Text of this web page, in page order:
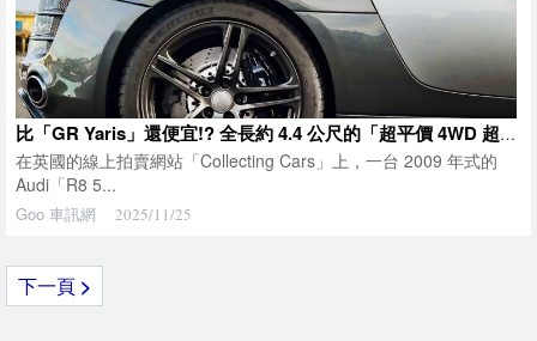
比「GR Yaris」還便宜!? 全長約 4.4 公尺的「超平價 4WD 超跑」太厲害了！ 搭載源自 Lamborghini 的「V10 引擎」× 6 速手排！ 「525 匹馬力」的 Audi 「R8」現身英國拍賣會
在英國的線上拍賣網站「Collecting Cars」上，一台 2009 年式的
Audi「R8 5...
Goo 車訊網 2025/11/25
下一頁 >